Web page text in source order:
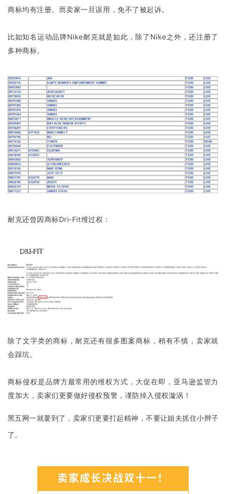
运
实
分
享
案
例
拆
解
操
盘
C
干
货
精
选
商标均有注册。而卖家一旦误用，免不了被起诉。
比如知名运动品牌Nike耐克就是如此，除了Nike之外，还注册了
多种商标。
耐克还曾因商标Dri-Fit维过权：
除了文字类的商标，耐克还有很多图案商标，稍有不慎，卖家就
会踩坑。
商标侵权是品牌方最常用的维权方式，大促在即，亚马逊监管力
度加大，卖家们更要做好侵权预警，谨防掉入侵权漩涡！
黑五网一就要到了，卖家们更要打起精神，不要让姐夫抓住小辫子
了。
卖家成长决战双十一！